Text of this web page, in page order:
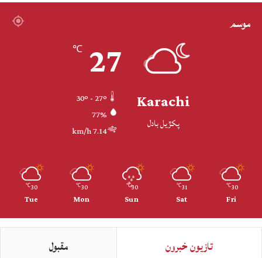
موسم
Karachi
پکڙيل بادل
27
℃
77%
7.14 km/h
30
℃
Fri
31
℃
Sat
30
℃
Sun
30
℃
Mon
30
℃
Tue
تازيون خبرون مقبول